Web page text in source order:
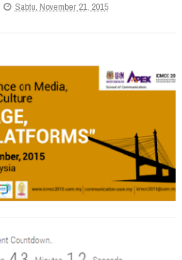
Sabtu, November 21, 2015